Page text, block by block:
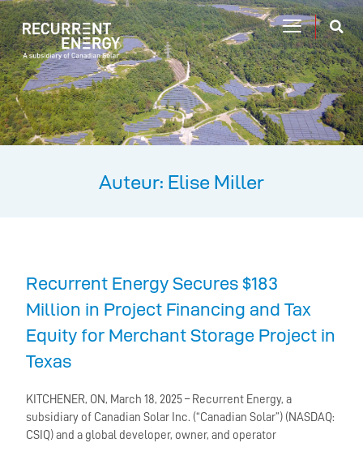
Auteur: Elise Miller
Recurrent Energy Secures $183
Million in Project Financing and Tax
Equity for Merchant Storage Project in
Texas
KITCHENER, ON, March 18, 2025 – Recurrent Energy, a
subsidiary of Canadian Solar Inc. (“Canadian Solar”) (NASDAQ:
CSIQ) and a global developer, owner, and operator